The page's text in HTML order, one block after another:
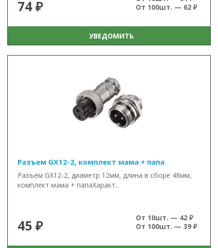
74 ₽
От 100шт. — 62 ₽
УВЕДОМИТЬ
Разъем GX12-2, комплект мама + папа
Разъем GX12-2, диаметр 12мм, длина в сборе 48мм,
комплект мама + папаХаракт..
45 ₽
От 10шт. — 42 ₽
От 100шт. — 39 ₽